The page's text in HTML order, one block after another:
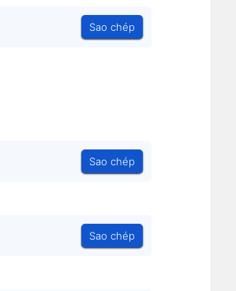
Sao chép
Sao chép
Sao chép